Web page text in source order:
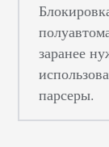
заранее
парсеры.